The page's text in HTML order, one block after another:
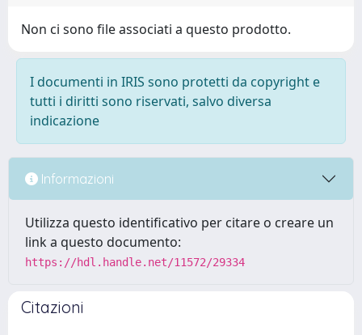
Non ci sono file associati a questo prodotto.
I documenti in IRIS sono protetti da copyright e
tutti i diritti sono riservati, salvo diversa
indicazione
Informazioni
Utilizza questo identificativo per citare o creare un
link a questo documento:
https://hdl.handle.net/11572/29334
Citazioni